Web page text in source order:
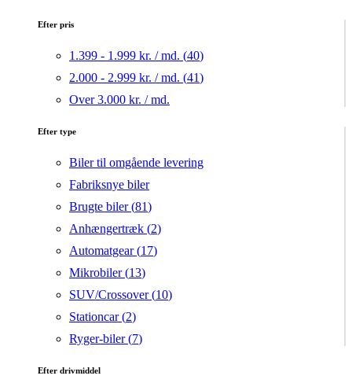
Efter pris
1.399 - 1.999 kr. / md. (40)
2.000 - 2.999 kr. / md. (41)
Over 3.000 kr. / md.
Efter type
Biler til omgående levering
Fabriksnye biler
Brugte biler (81)
Anhængertræk (2)
Automatgear (17)
Mikrobiler (13)
SUV/Crossover (10)
Stationcar (2)
Ryger-biler (7)
Efter drivmiddel